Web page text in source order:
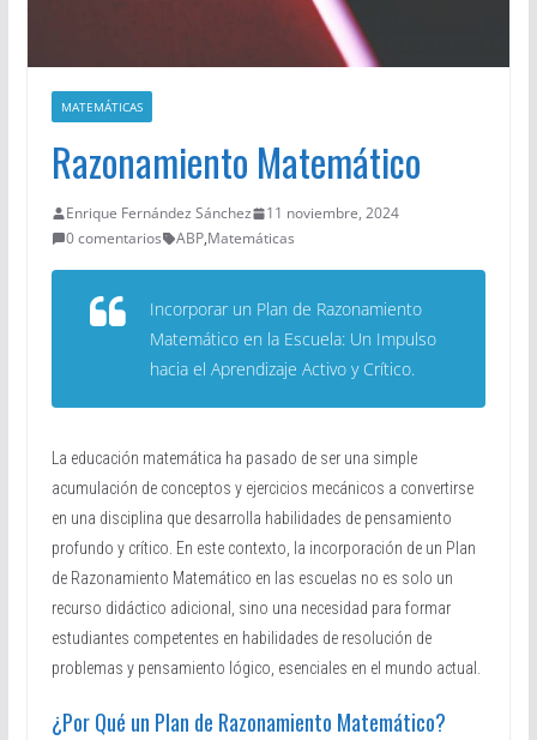
MATEMÁTICAS
Razonamiento Matemático
Enrique Fernández Sánchez
11 noviembre, 2024
0 comentarios
ABP,Matemáticas
Incorporar un Plan de Razonamiento
Matemático en la Escuela: Un Impulso
hacia el Aprendizaje Activo y Crítico.
La educación matemática ha pasado de ser una simple
acumulación de conceptos y ejercicios mecánicos a convertirse
en una disciplina que desarrolla habilidades de pensamiento
profundo y crítico. En este contexto, la incorporación de un Plan
de Razonamiento Matemático en las escuelas no es solo un
recurso didáctico adicional, sino una necesidad para formar
estudiantes competentes en habilidades de resolución de
problemas y pensamiento lógico, esenciales en el mundo actual.
¿Por Qué un Plan de Razonamiento Matemático?